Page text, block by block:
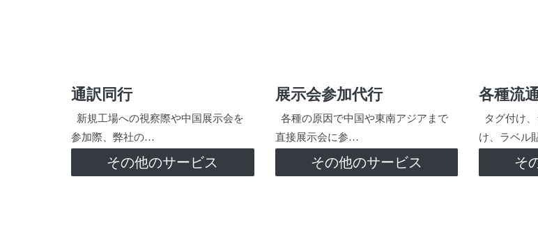
通訳同行
新規工場への視察際や中国展示会を
参加際、弊社の…
その他のサービス
展示会参加代行
各種の原因で中国や東南アジアまで
直接展示会に参…
その他のサービス
各種流
タグ付け
け、ラベル
そ